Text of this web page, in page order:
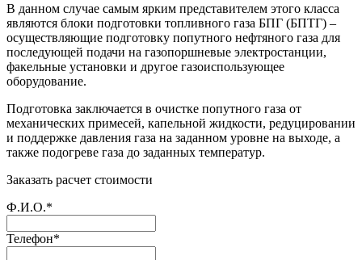
В данном случае самым ярким представителем этого класса
являются блоки подготовки топливного газа БПГ (БПТГ) –
осуществляющие подготовку попутного нефтяного газа для
последующей подачи на газопоршневые электростанции,
факельные установки и другое газоиспользующее
оборудование.
Подготовка заключается в очистке попутного газа от
механических примесей, капельной жидкости, редуцировании
и поддержке давления газа на заданном уровне на выходе, а
также подогреве газа до заданных температур.
Заказать расчет стоимости
Ф.И.О.*
Телефон*